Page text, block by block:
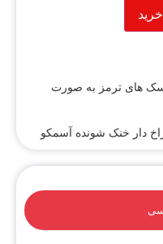
های ترمز به صورت